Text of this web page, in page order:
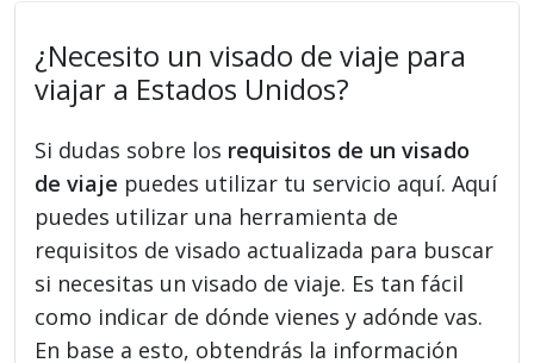
¿Necesito un visado de viaje para
viajar a Estados Unidos?
Si dudas sobre los requisitos de un visado
de viaje puedes utilizar tu servicio aquí. Aquí
puedes utilizar una herramienta de
requisitos de visado actualizada para buscar
si necesitas un visado de viaje. Es tan fácil
como indicar de dónde vienes y adónde vas.
En base a esto, obtendrás la información